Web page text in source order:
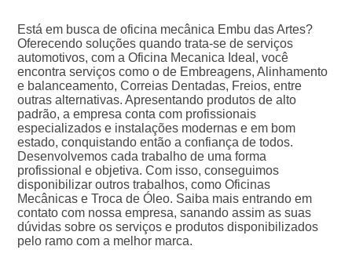
Está em busca de oficina mecânica Embu das Artes?
Oferecendo soluções quando trata-se de serviços
automotivos, com a Oficina Mecanica Ideal, você
encontra serviços como o de Embreagens, Alinhamento
e balanceamento, Correias Dentadas, Freios, entre
outras alternativas. Apresentando produtos de alto
padrão, a empresa conta com profissionais
especializados e instalações modernas e em bom
estado, conquistando então a confiança de todos.
Desenvolvemos cada trabalho de uma forma
profissional e objetiva. Com isso, conseguimos
disponibilizar outros trabalhos, como Oficinas
Mecânicas e Troca de Óleo. Saiba mais entrando em
contato com nossa empresa, sanando assim as suas
dúvidas sobre os serviços e produtos disponibilizados
pelo ramo com a melhor marca.